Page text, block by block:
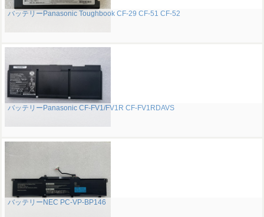
バッテリーPanasonic Toughbook CF-29 CF-51 CF-52
バッテリーPanasonic CF-FV1/FV1R CF-FV1RDAVS
バッテリーNEC PC-VP-BP146